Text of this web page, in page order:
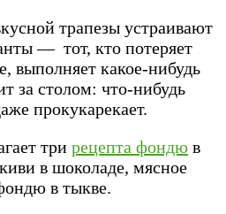
трапезы устраивают
— тот, кто потеряет
выполняет какое-нибудь
за столом: что-нибудь
прокукарекает.
три рецепта фондю в
в шоколаде, мясное
в тыкве.